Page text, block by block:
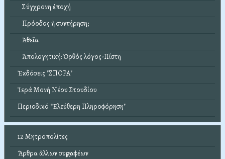
Σύγχρονη ἐποχή
Πρόοδος ἤ συντήρηση;
Ἀθεΐα
Ἀπολογητική: Ὀρθός λόγος-Πίστη
Ἐκδόσεις "ΣΠΟΡΑ"
Ἱερά Μονή Νέου Στουδίου
Περιοδικό "Ἐλεύθερη Πληροφόρηση"
12 Μητροπολίτες
Ἄρθρα ἄλλων συγγραφέων